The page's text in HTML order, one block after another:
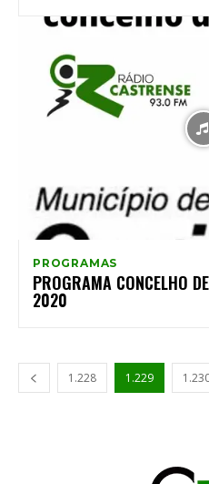
PROGRAMAS
PROGRAMA CONCELHO
2020
1.228 1.229